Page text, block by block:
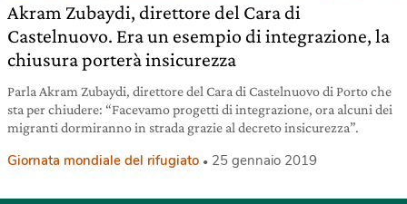
Akram Zubaydi, direttore del Cara di
Castelnuovo. Era un esempio di integrazione, la
chiusura porterà insicurezza
Parla Akram Zubaydi, direttore del Cara di Castelnuovo di Porto che
sta per chiudere: “Facevamo progetti di integrazione, ora alcuni dei
migranti dormiranno in strada grazie al decreto insicurezza”.
Giornata mondiale del rifugiato 25 gennaio 2019